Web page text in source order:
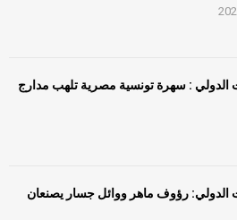
الدولي : سهرة تونسية مصرية تلهب مدارج
الدولي: رؤوف ماهر ووائل جسار يصنعان